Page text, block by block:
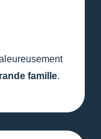
famille.